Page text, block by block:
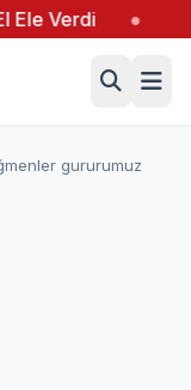
●
gururumuz